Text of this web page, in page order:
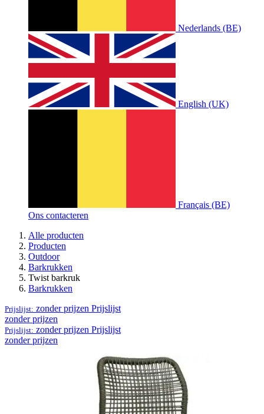
Nederlands (BE)
English (UK)
Français (BE)
Ons contacteren
Alle producten
Producten
Outdoor
Barkrukken
Twist barkruk
Barkrukken
Prijslijst: zonder prijzen Prijslijst
zonder prijzen
Prijslijst: zonder prijzen Prijslijst
zonder prijzen